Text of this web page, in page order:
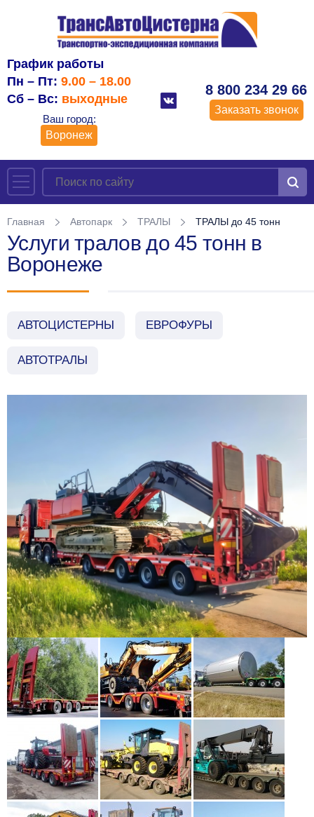
График работы
Пн – Пт: 9.00 – 18.00
Сб – Вс: выходные
Ваш город:
Воронеж
8 800 234 29 66
Заказать звонок
Главная Автопарк ТРАЛЫ ТРАЛЫ до 45 тонн
Услуги тралов до 45 тонн в
Воронеже
АВТОЦИСТЕРНЫ ЕВРОФУРЫ
АВТОТРАЛЫ